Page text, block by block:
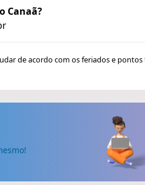
Canaã?
de acordo com os feriados e pontos